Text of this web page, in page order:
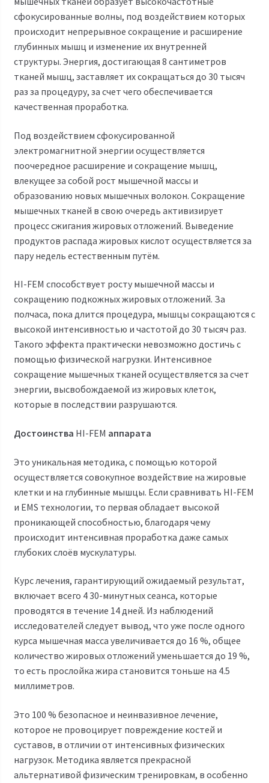
сфокусированные волны, под воздействием которых
происходит непрерывное сокращение и расширение
глубинных мышц и изменение их внутренней
структуры. Энергия, достигающая 8 сантиметров
тканей мышц, заставляет их сокращаться до 30 тысяч
раз за процедуру, за счет чего обеспечивается
качественная проработка.
Под воздействием сфокусированной
электромагнитной энергии осуществляется
поочередное расширение и сокращение мышц,
влекущее за собой рост мышечной массы и
образованию новых мышечных волокон. Сокращение
мышечных тканей в свою очередь активизирует
процесс сжигания жировых отложений. Выведение
продуктов распада жировых кислот осуществляется за
пару недель естественным путём.
HI-FEM способствует росту мышечной массы и
сокращению подкожных жировых отложений. За
полчаса, пока длится процедура, мышцы сокращаются с
высокой интенсивностью и частотой до 30 тысяч раз.
Такого эффекта практически невозможно достичь с
помощью физической нагрузки. Интенсивное
сокращение мышечных тканей осуществляется за счет
энергии, высвобождаемой из жировых клеток,
которые в последствии разрушаются.
Достоинства HI-FEM аппарата
Это уникальная методика, с помощью которой
осуществляется совокупное воздействие на жировые
клетки и на глубинные мышцы. Если сравнивать HI-FEM
и EMS технологии, то первая обладает высокой
проникающей способностью, благодаря чему
происходит интенсивная проработка даже самых
глубоких слоёв мускулатуры.
Курс лечения, гарантирующий ожидаемый результат,
включает всего 4 30-минутных сеанса, которые
проводятся в течение 14 дней. Из наблюдений
исследователей следует вывод, что уже после одного
курса мышечная масса увеличивается до 16 %, общее
количество жировых отложений уменьшается до 19 %,
то есть прослойка жира становится тоньше на 4.5
миллиметров.
Это 100 % безопасное и неинвазивное лечение,
которое не провоцирует повреждение костей и
суставов, в отличии от интенсивных физических
нагрузок. Методика является прекрасной
альтернативой физическим тренировкам, в особенно